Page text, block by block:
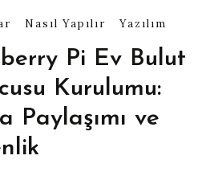
Nasıl Yapılır Yazılım
Pi Ev Bulut
Kurulumu:
Paylaşımı ve